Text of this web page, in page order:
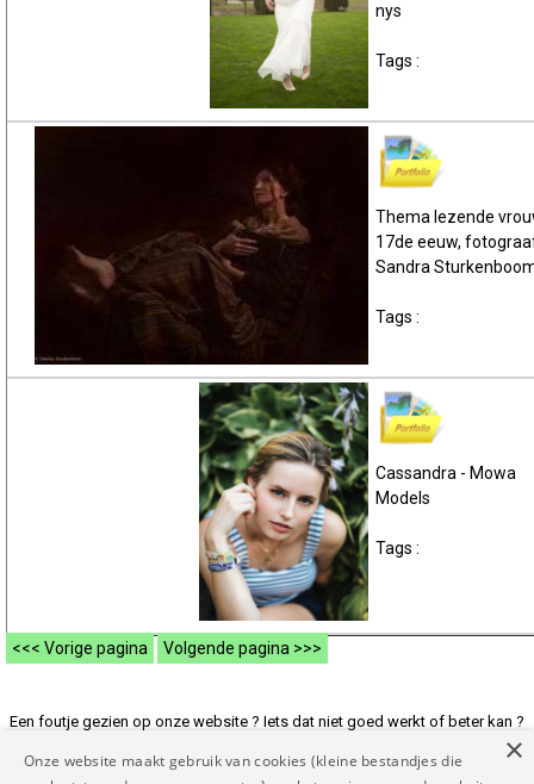
nys
Tags :
Thema lezende
17de eeuw,
Sandra
Tags :
Cassandra - Mowa
Models
Tags :
<<< Vorige pagina Volgende pagina >>>
Een foutje gezien op onze website ? Iets dat niet goed werkt of beter kan ?
rapporteer@mymodelnetwork.eu zodat we de website voor jou beter maken
Onze website maakt gebruik van cookies (kleine bestandjes die
×